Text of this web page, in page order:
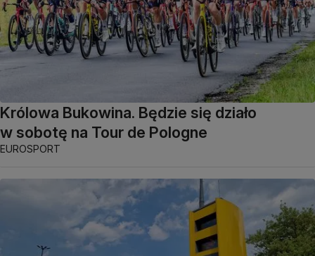
Królowa Bukowina. Będzie się działo
w sobotę na Tour de Pologne
EUROSPORT